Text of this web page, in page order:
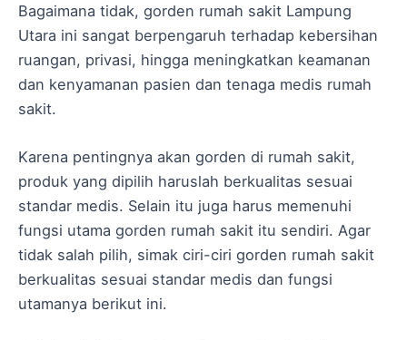
Bagaimana tidak, gorden rumah sakit Lampung
Utara ini sangat berpengaruh terhadap kebersihan
ruangan, privasi, hingga meningkatkan keamanan
dan kenyamanan pasien dan tenaga medis rumah
sakit.
Karena pentingnya akan gorden di rumah sakit,
produk yang dipilih haruslah berkualitas sesuai
standar medis. Selain itu juga harus memenuhi
fungsi utama gorden rumah sakit itu sendiri. Agar
tidak salah pilih, simak ciri-ciri gorden rumah sakit
berkualitas sesuai standar medis dan fungsi
utamanya berikut ini.